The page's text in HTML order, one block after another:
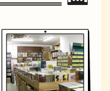
オムライス